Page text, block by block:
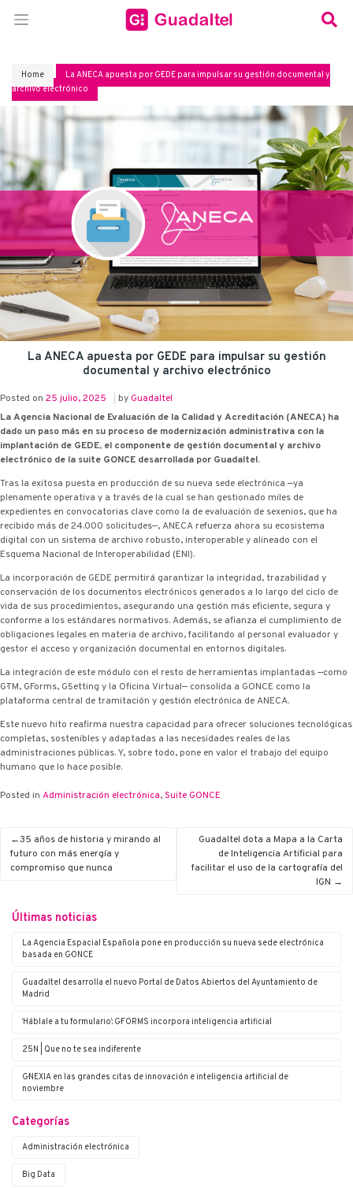
Home
La ANECA apuesta por G·EDE para impulsar su gestión documental y
archivo electrónico
La ANECA apuesta por G·EDE para impulsar su gestión
documental y archivo electrónico
Posted on 25 julio, 2025 by Guadaltel
La Agencia Nacional de Evaluación de la Calidad y Acreditación (ANECA) ha
dado un paso más en su proceso de modernización administrativa con la
implantación de G·EDE, el componente de gestión documental y archivo
electrónico de la suite G·ONCE desarrollada por Guadaltel.
Tras la exitosa puesta en producción de su nueva sede electrónica —ya
plenamente operativa y a través de la cual se han gestionado miles de
expedientes en convocatorias clave como la de evaluación de sexenios, que ha
recibido más de 24.000 solicitudes—, ANECA refuerza ahora su ecosistema
digital con un sistema de archivo robusto, interoperable y alineado con el
Esquema Nacional de Interoperabilidad (ENI).
La incorporación de G·EDE permitirá garantizar la integridad, trazabilidad y
conservación de los documentos electrónicos generados a lo largo del ciclo de
vida de sus procedimientos, asegurando una gestión más eficiente, segura y
conforme a los estándares normativos. Además, se afianza el cumplimiento de
obligaciones legales en materia de archivo, facilitando al personal evaluador y
gestor el acceso y organización documental en entornos digitales.
La integración de este módulo con el resto de herramientas implantadas —como
G·TM, G·Forms, G·Setting y la Oficina Virtual— consolida a G·ONCE como la
plataforma central de tramitación y gestión electrónica de ANECA.
Este nuevo hito reafirma nuestra capacidad para ofrecer soluciones tecnológicas
completas, sostenibles y adaptadas a las necesidades reales de las
administraciones públicas. Y, sobre todo, pone en valor el trabajo del equipo
humano que lo hace posible.
Posted in Administración electrónica,Suite G·ONCE
35 años de historia y mirando al
futuro con más energía y
compromiso que nunca
Guadaltel dota a Mapa a la Carta
de Inteligencia Artificial para
facilitar el uso de la cartografía del
IGN
Últimas noticias
La Agencia Espacial Española pone en producción su nueva sede electrónica
basada en G·ONCE
Guadaltel desarrolla el nuevo Portal de Datos Abiertos del Ayuntamiento de
Madrid
‘Háblale a tu formulario’: G·FORMS incorpora inteligencia artificial
25N | Que no te sea indiferente
G·NEXIA en las grandes citas de innovación e inteligencia artificial de
noviembre
Categorías
Administración electrónica
Big Data